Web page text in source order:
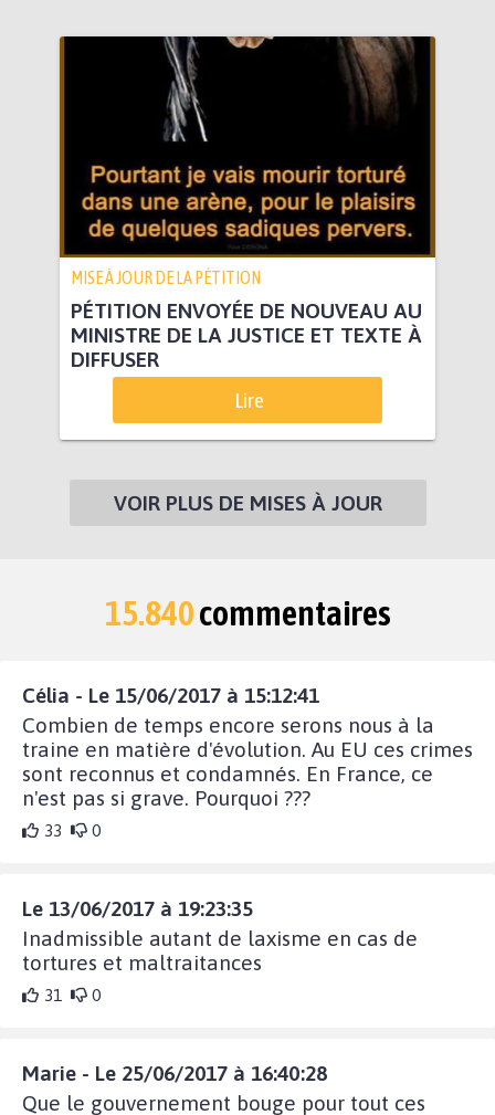
MISE À JOUR DE LA PÉTITION
PÉTITION ENVOYÉE DE NOUVEAU AU
MINISTRE DE LA JUSTICE ET TEXTE À
DIFFUSER
Lire
VOIR PLUS DE MISES À JOUR
15.840commentaires
Célia - Le 15/06/2017 à 15:12:41
Combien de temps encore serons nous à la
traine en matière d'évolution. Au EU ces crimes
sont reconnus et condamnés. En France, ce
n'est pas si grave. Pourquoi ???
33 0
Le 13/06/2017 à 19:23:35
Inadmissible autant de laxisme en cas de
tortures et maltraitances
31 0
Marie - Le 25/06/2017 à 16:40:28
Que le gouvernement bouge pour tout ces